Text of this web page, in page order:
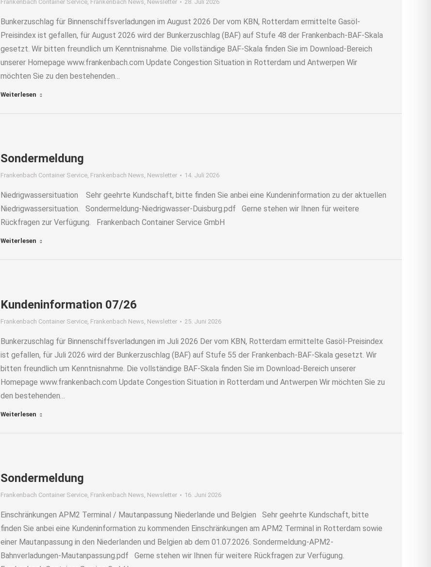
Frankenbach Container Service, Frankenbach News, Newsletter 28. Juli 2026
Bunkerzuschlag für Binnenschiffsverladungen im August 2026 Der vom KBN, Rotterdam ermittelte Gasöl-
Preisindex ist gefallen, für August 2026 wird der Bunkerzuschlag (BAF) auf Stufe 48 der Frankenbach-BAF-Skala
gesetzt. Wir bitten freundlich um Kenntnisnahme. Die vollständige BAF-Skala finden Sie im Download-Bereich
unserer Homepage www.frankenbach.com Update Congestion Situation in Rotterdam und Antwerpen Wir
möchten Sie zu den bestehenden…
Weiterlesen
Sondermeldung
Frankenbach Container Service, Frankenbach News, Newsletter 14. Juli 2026
Niedrigwassersituation Sehr geehrte Kundschaft, bitte finden Sie anbei eine Kundeninformation zu der aktuellen
Niedrigwassersituation. Sondermeldung-Niedrigwasser-Duisburg.pdf Gerne stehen wir Ihnen für weitere
Rückfragen zur Verfügung. Frankenbach Container Service GmbH
Weiterlesen
Kundeninformation 07/26
Frankenbach Container Service, Frankenbach News, Newsletter 25. Juni 2026
Bunkerzuschlag für Binnenschiffsverladungen im Juli 2026 Der vom KBN, Rotterdam ermittelte Gasöl-Preisindex
ist gefallen, für Juli 2026 wird der Bunkerzuschlag (BAF) auf Stufe 55 der Frankenbach-BAF-Skala gesetzt. Wir
bitten freundlich um Kenntnisnahme. Die vollständige BAF-Skala finden Sie im Download-Bereich unserer
Homepage www.frankenbach.com Update Congestion Situation in Rotterdam und Antwerpen Wir möchten Sie zu
den bestehenden…
Weiterlesen
Sondermeldung
Frankenbach Container Service, Frankenbach News, Newsletter 16. Juni 2026
Einschränkungen APM2 Terminal / Mautanpassung Niederlande und Belgien Sehr geehrte Kundschaft, bitte
finden Sie anbei eine Kundeninformation zu kommenden Einschränkungen am APM2 Terminal in Rotterdam sowie
einer Mautanpassung in den Niederlanden und Belgien ab dem 01.07.2026. Sondermeldung-APM2-
Bahnverladungen-Mautanpassung.pdf Gerne stehen wir Ihnen für weitere Rückfragen zur Verfügung.